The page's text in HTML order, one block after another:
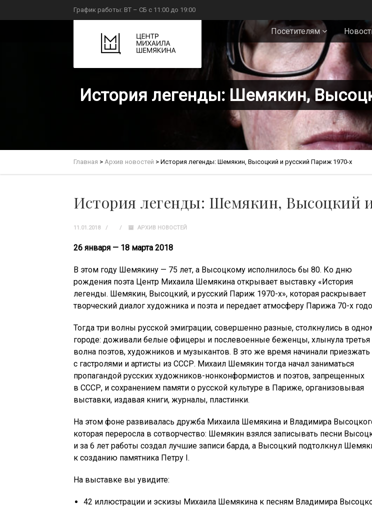
График работы: ВТ – СБ с 11:00 до 19:00
Посетителям
История легенды: Шемякин,
Главная > Архив новостей > История легенды: Шемякин, Высоцкий и русский Париж 1970-х
История легенды: Шемякин, Высоцкий
11.01.2018 АРХИВ НОВОСТЕЙ
26 января — 18 марта 2018
В этом году Шемякину — 75 лет, а Высоцкому исполнилось бы 80. Ко дню
рождения поэта Центр Михаила Шемякина открывает выставку «История
легенды. Шемякин, Высоцкий, и русский Париж 1970-х», которая раскрывает
творческий диалог художника и поэта и передает атмосферу Парижа 70-х
Тогда три волны русской эмиграции, совершенно разные, столкнулись в
городе: доживали белые офицеры и послевоенные беженцы, хлынула третья
волна поэтов, художников и музыкантов. В это же время начинали приезжать
с гастролями и артисты из СССР. Михаил Шемякин тогда начал заниматься
пропагандой русских художников-нонконформистов и поэтов, запрещенных
в СССР, и сохранением памяти о русской культуре в Париже, организовывая
выставки, издавая книги, журналы, пластинки.
На этом фоне развивалась дружба Михаила Шемякина и Владимира
которая переросла в сотворчество: Шемякин взялся записывать песни
и за 6 лет работы создал лучшие записи барда, а Высоцкий подтолкнул
к созданию памятника Петру I.
На выставке вы увидите:
42 иллюстрации и эскизы Михаила Шемякина к песням Владимира